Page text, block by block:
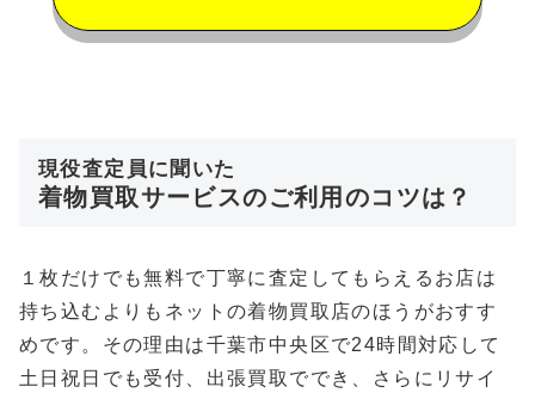
現役査定員に聞いた
着物買取サービスのご利用のコツは？
１枚だけでも無料で丁寧に査定してもらえるお店は
持ち込むよりもネットの着物買取店のほうがおすす
めです。その理由は千葉市中央区で24時間対応して
土日祝日でも受付、出張買取ででき、さらにリサイ